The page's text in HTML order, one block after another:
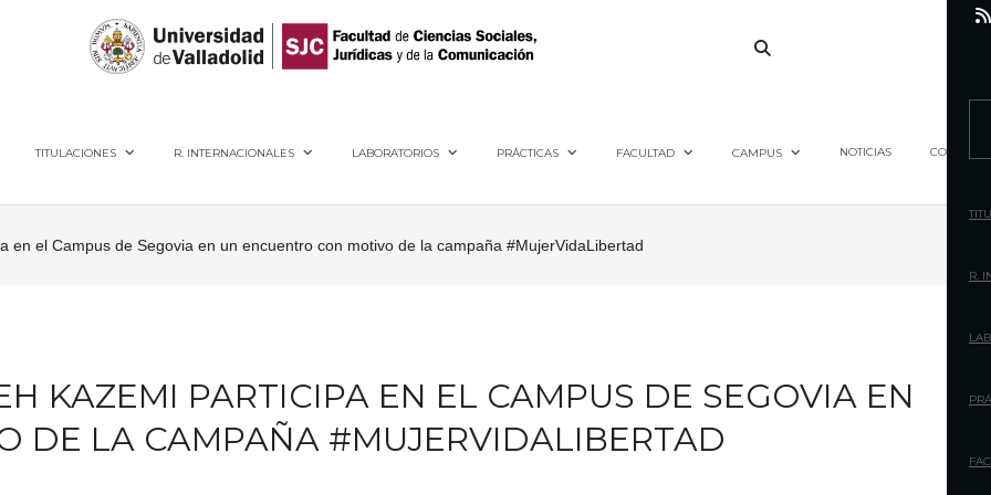
TITULACIONES R. INTERNACIONALES LABORATORIOS PRÁCTICAS FACULTAD CAMPUS NOTICIAS CONTACTO
en el Campus de Segovia en un encuentro con motivo de la campaña #MujerVidaLibertad
KAZEMI PARTICIPA EN EL CAMPUS DE SEGOVIA EN
DE LA CAMPAÑA #MUJERVIDALIBERTAD
r
h
o
:
R.